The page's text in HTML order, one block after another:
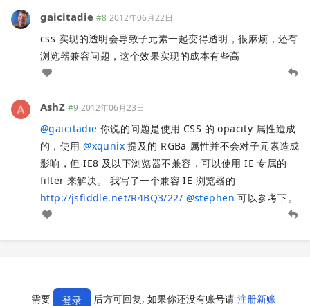
gaicitadie #8 2012年06月22日
css 实现的透明会导致子元素一起变得透明，很麻烦，还有
浏览器兼容问题，这个效果实现的成本有些高
AshZ #9 2012年06月23日
@gaicitadie 你说的问题是使用 CSS 的 opacity 属性造成
的，使用@xqunix 提及的 RGBa 属性并不会对子元素造成
影响，但 IE8 及以下浏览器不兼容，可以使用 IE 专属的
filter 来解决。 我写了一个兼容 IE 浏览器的
http://jsfiddle.net/R4BQ3/22/ @stephen 可以参考下。
需要 登录 后方可回复, 如果你还没有账号请 注册新账